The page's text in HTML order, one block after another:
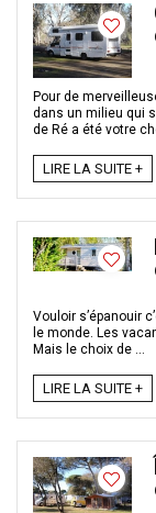
Pour de
dans un milieu qui
de Ré a été votre
LIRE LA SUITE +
Vouloir s’épanouir
le monde. Les
Mais le choix de ...
LIRE LA SUITE +